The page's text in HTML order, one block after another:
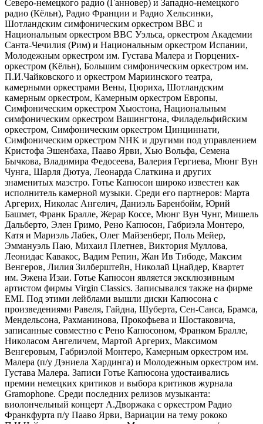
Северо-немецкого радио (Ганновер) и Западно-немецкого
радио (Кёльн), Радио Франции и Радио Хельсинки,
Шотландским симфоническим оркестром BBC и
Национальным оркестром BBC Уэльса, оркестром Академии
Санта-Чечилия (Рим) и Национальным оркестром Испании,
Молодежным оркестром им. Густава Малера и Гюрцених-
оркестром (Кёльн), Большим симфоническим оркестром им.
П.И.Чайковского и оркестром Мариинского театра,
камерными оркестрами Вены, Цюриха, Шотландским
камерным оркестром, Камерным оркестром Европы,
Симфоническим оркестром Хьюстона, Национальным
симфоническим оркестром Вашингтона, Филадельфийским
оркестром, Симфоническим оркестром Цинциннати,
Симфоническим оркестром NHK и другими под управлением
Кристофа Эшенбаха, Пааво Ярви, Хью Вольфа, Семена
Бычкова, Владимира Федосеева, Валерия Гергиева, Мюнг Вун
Чунга, Шарля Дютуа, Леонарда Слаткина и других
знаменитых маэстро. Готье Капюсон широко известен как
исполнитель камерной музыки. Среди его партнеров: Марта
Аргерих, Николас Ангелич, Даниэль Баренбойм, Юрий
Башмет, Франк Бралле, Жерар Коссе, Мюнг Вун Чунг, Мишель
Дальберто, Элен Гримо, Рено Капюсон, Габриэла Монтеро,
Катя и Мариэль Лабек, Олег Майзенберг, Поль Мейер,
Эммануэль Паю, Михаил Плетнев, Виктория Муллова,
Леонидас Кавакос, Вадим Репин, Жан Ив Тибоде, Максим
Венгеров, Лилия Зилберштейн, Николай Цнайдер, Квартет
им. Эжена Изаи. Готье Капюсон является эксклюзивным
артистом фирмы Virgin Classics. Записывался также на фирме
EMI. Под этими лейблами вышли диски Капюсона с
произведениями Равеля, Гайдна, Шуберта, Сен-Санса, Брамса,
Мендельсона, Рахманинова, Прокофьева и Шостаковича,
записанные совместно с Рено Капюсоном, Франком Бралле,
Николасом Ангеличем, Мартой Аргерих, Максимом
Венгеровым, Габриэлой Монтеро, Камерным оркестром им.
Малера (п/у Дэниела Хардинга) и Молодежным оркестром им.
Густава Малера. Записи Готье Капюсона удостаивались
премии немецких критиков и выбора критиков журнала
Gramophone. Среди последних релизов музыканта:
виолончельный концерт А.Дворжака с оркестром Радио
Франкфурта п/у Пааво Ярви, Вариации на тему рококо